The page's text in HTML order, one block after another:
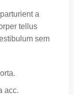
a
tellus
sem
acc.